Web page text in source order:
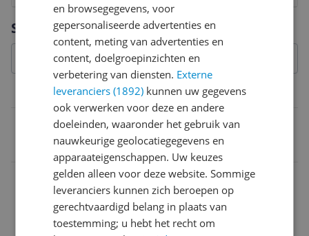
Specificaties
Belangrijkste kenmerken
4052272002851
Vraag 1 van 4
en browsegegevens, voor
gepersonaliseerde advertenties en
content, meting van advertenties en
content, doelgroepinzichten en
verbetering van diensten. Externe
leveranciers (1892) kunnen uw gegevens
ook verwerken voor deze en andere
doeleinden, waaronder het gebruik van
nauwkeurige geolocatiegegevens en
apparaateigenschappen. Uw keuzes
gelden alleen voor deze website. Sommige
leveranciers kunnen zich beroepen op
gerechtvaardigd belang in plaats van
toestemming; u hebt het recht om